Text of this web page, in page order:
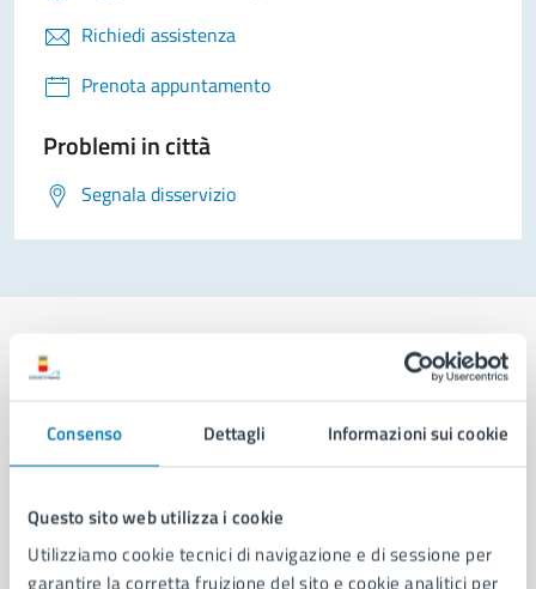
Consenso Dettagli Informazioni sui cookie
Questo sito web utilizza i cookie
Utilizziamo cookie tecnici di navigazione e di sessione per
garantire la corretta fruizione del sito e cookie analitici per
Richiedi assistenza
Prenota appuntamento
Problemi in città
Segnala disservizio
Comune di Napoli
Organi di governo